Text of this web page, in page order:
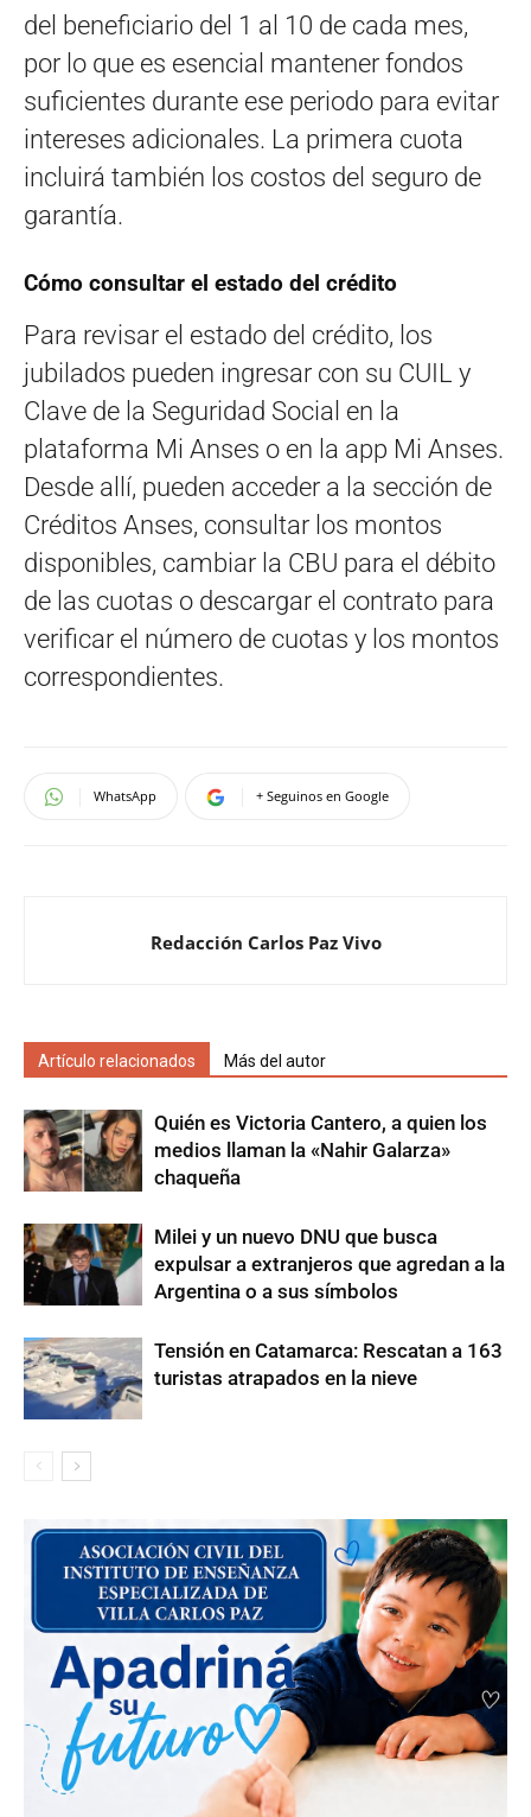
del beneficiario del 1 al 10 de cada mes,
por lo que es esencial mantener fondos
suficientes durante ese periodo para evitar
intereses adicionales. La primera cuota
incluirá también los costos del seguro de
garantía.
Cómo consultar el estado del crédito
Para revisar el estado del crédito, los
jubilados pueden ingresar con su CUIL y
Clave de la Seguridad Social en la
plataforma Mi Anses o en la app Mi Anses.
Desde allí, pueden acceder a la sección de
Créditos Anses, consultar los montos
disponibles, cambiar la CBU para el débito
de las cuotas o descargar el contrato para
verificar el número de cuotas y los montos
correspondientes.
WhatsApp + Seguinos en Google
Redacción Carlos Paz Vivo
Artículo relacionados Más del autor
Quién es Victoria Cantero, a quien los
medios llaman la «Nahir Galarza»
chaqueña
Milei y un nuevo DNU que busca
expulsar a extranjeros que agredan a la
Argentina o a sus símbolos
Tensión en Catamarca: Rescatan a 163
turistas atrapados en la nieve